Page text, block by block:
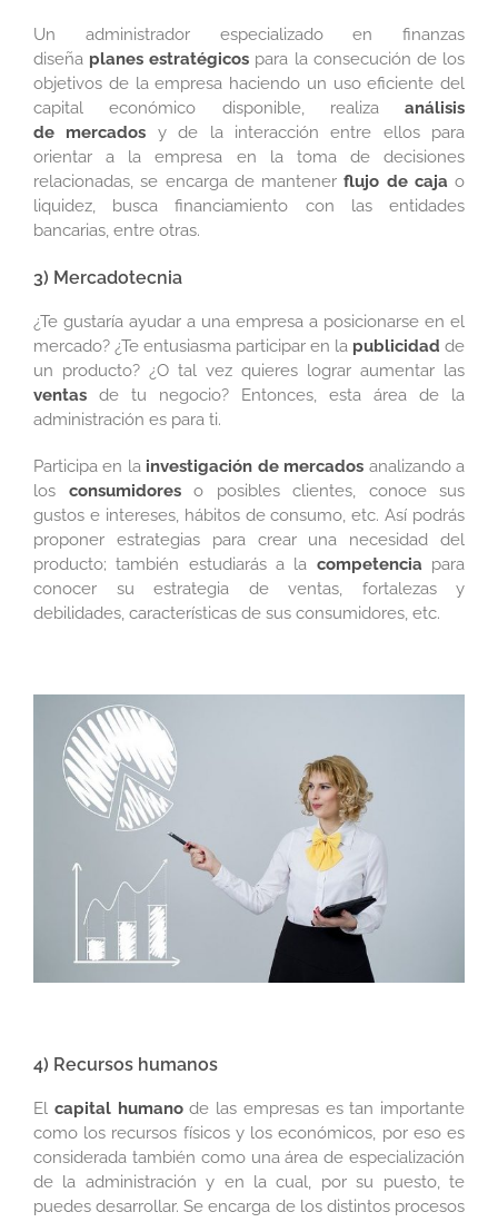
Un administrador especializado en finanzas
diseña planes estratégicos para la consecución de los
objetivos de la empresa haciendo un uso eficiente del
capital económico disponible, realiza análisis
de mercados y de la interacción entre ellos para
orientar a la empresa en la toma de decisiones
relacionadas, se encarga de mantenerflujo de caja o
liquidez, busca financiamiento con las entidades
bancarias, entre otras.
3) Mercadotecnia
¿Te gustaría ayudar a una empresa a posicionarse en el
mercado? ¿Te entusiasma participar en la publicidad de
un producto? ¿O tal vez quieres lograr aumentar las
ventas de tu negocio? Entonces, esta área de la
administración es para ti.
Participa en la investigación de mercados analizando a
los consumidoreso posibles clientes, conoce sus
gustos e intereses, hábitos de consumo, etc. Así podrás
proponer estrategias para crear una necesidad del
producto; también estudiarás a la competencia para
conocer su estrategia de ventas, fortalezas y
debilidades, características de sus consumidores, etc.
4) Recursos humanos
El capital humanode las empresas es tan importante
como los recursos físicos y los económicos, por eso es
considerada también como una área de especialización
de la administración y en la cual, por su puesto, te
puedes desarrollar. Se encarga de los distintos procesos